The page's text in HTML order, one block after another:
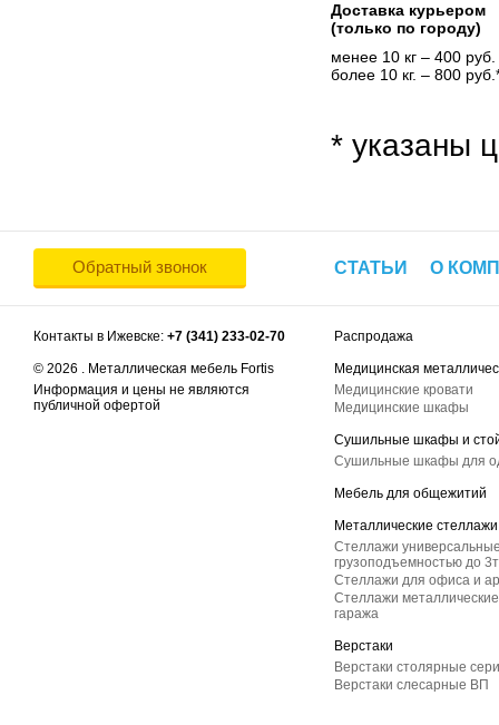
Доставка курьером
(только по городу)
менее 10 кг – 400 руб.
более 10 кг. – 800
* указаны
Обратный звонок СТАТЬИ О
Контакты в Ижевске: +7 (341) 233-02-70
© 2026 . Металлическая мебель Fortis
Информация и цены не являются
публичной офертой
Распродажа
Медицинская
Медицинские кровати
Медицинские шкафы
Сушильные шкафы и
Сушильные шкафы для
Мебель для общежитий
Металлические стеллажи
Стеллажи
грузоподъемностью до
Стеллажи для офиса и
Стеллажи
гаража
Верстаки
Верстаки столярные
Верстаки слесарные ВП